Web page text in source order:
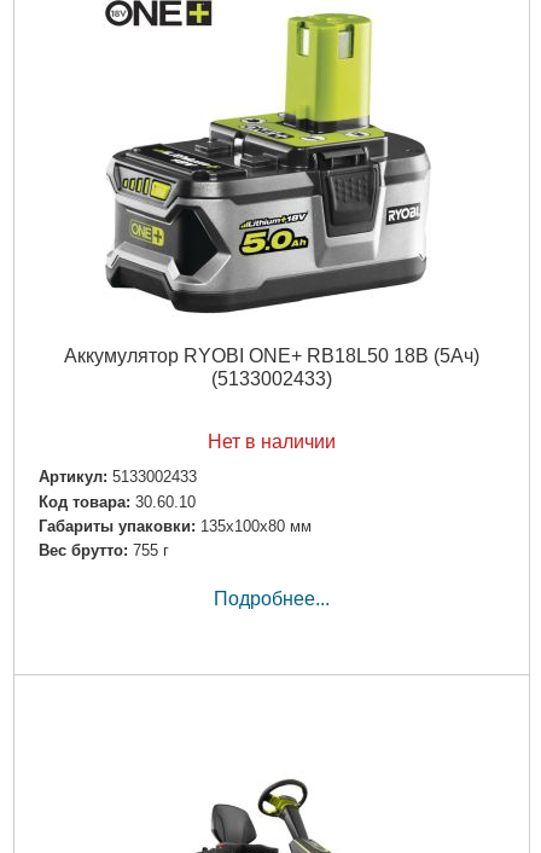
Аккумулятор RYOBI ONE+ RB18L50 18В (5Ач)
(5133002433)
Нет в наличии
Артикул: 5133002433
Код товара: 30.60.10
Габариты упаковки: 135x100x80 мм
Вес брутто: 755 г
Подробнее...